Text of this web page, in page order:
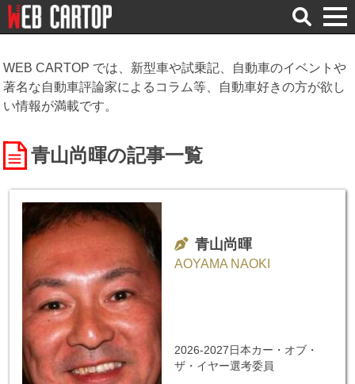
検
索
WEB CARTOP では、新型車や試乗記、自動車のイベントや
著名な自動車評論家によるコラム等、自動車好きの方が欲し
い情報が満載です。
青山尚暉の記事一覧
青山尚暉
AOYAMA NAOKI
2026-2027日本カー・オブ・
ザ・イヤー選考委員